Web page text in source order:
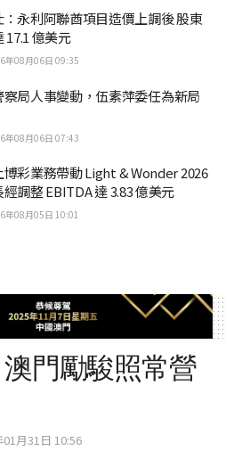
永利阿聯酋項目造價上調後 股東
17.1 億美元
年08月06日 09:35
局人事變動，伍素萍委任為新局
年08月06日 07:43
彩業務帶動 Light & Wonder 2026
調整 EBITDA 達 3.83 億美元
年08月05日 10:01
門勵駿照常營
01月31日 10:56